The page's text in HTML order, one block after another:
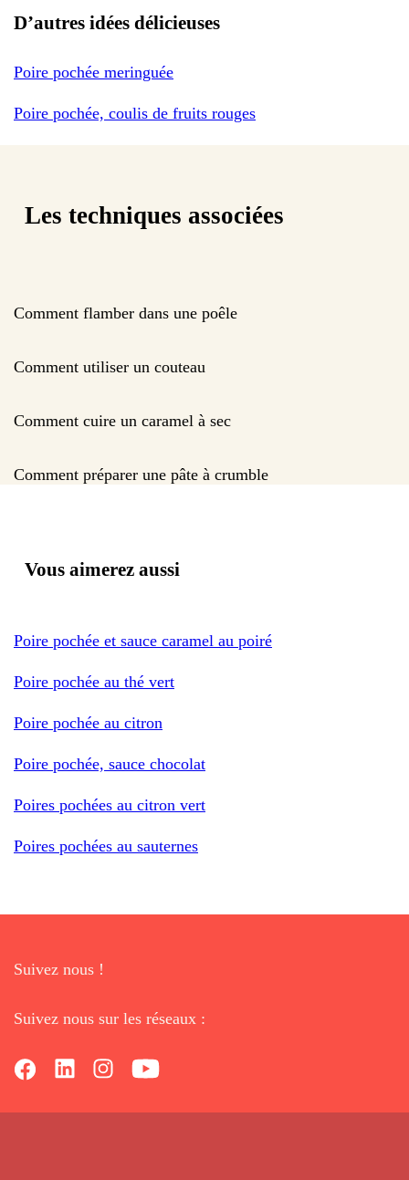
D’autres idées délicieuses
Poire pochée meringuée
Poire pochée, coulis de fruits rouges
Les techniques associées
Comment flamber dans une poêle
Comment utiliser un couteau
Comment cuire un caramel à sec
Comment préparer une pâte à crumble
Vous aimerez aussi
Poire pochée et sauce caramel au poiré
Poire pochée au thé vert
Poire pochée au citron
Poire pochée, sauce chocolat
Poires pochées au citron vert
Poires pochées au sauternes
Suivez nous !
Suivez nous sur les réseaux :